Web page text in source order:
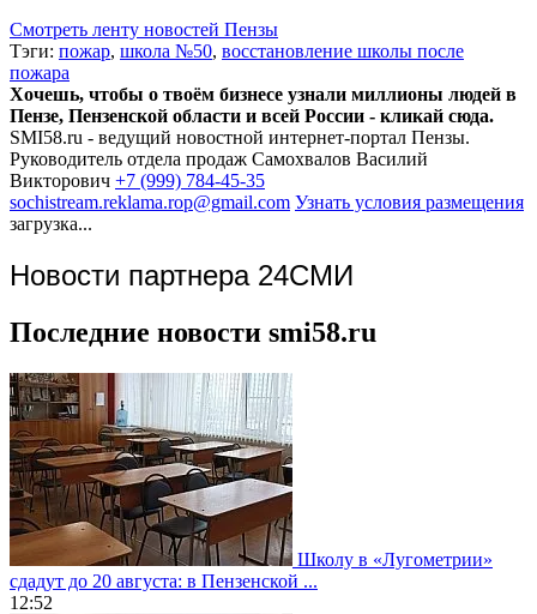
Смотреть ленту новостей Пензы
Тэги: пожар, школа №50, восстановление школы после
пожара
Хочешь, чтобы о твоём бизнесе узнали миллионы людей в
Пензе, Пензенской области и всей России - кликай сюда.
SMI58.ru - ведущий новостной интернет-портал Пензы.
Руководитель отдела продаж Самохвалов Василий
Викторович +7 (999) 784-45-35
sochistream.reklama.rop@gmail.com Узнать условия размещения
загрузка...
Новости партнера 24СМИ
Последние новости smi58.ru
Школу в «Лугометрии»
сдадут до 20 августа: в Пензенской ...
12:52